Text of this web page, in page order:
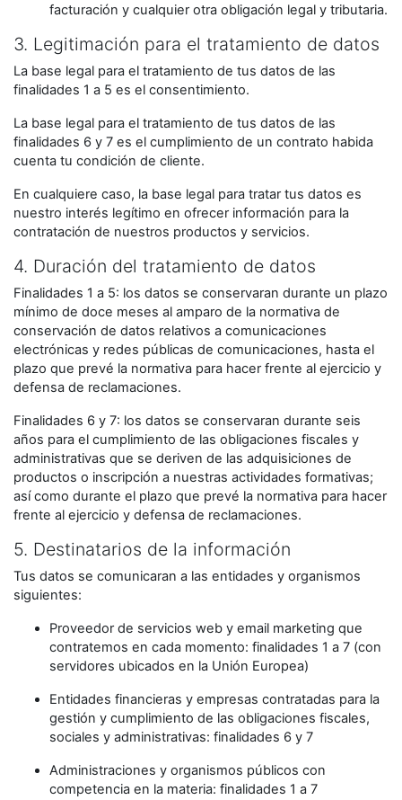
facturación y cualquier otra obligación legal y tributaria.
3. Legitimación para el tratamiento de datos
La base legal para el tratamiento de tus datos de las
finalidades 1 a 5 es el consentimiento.
La base legal para el tratamiento de tus datos de las
finalidades 6 y 7 es el cumplimiento de un contrato habida
cuenta tu condición de cliente.
En cualquiere caso, la base legal para tratar tus datos es
nuestro interés legítimo en ofrecer información para la
contratación de nuestros productos y servicios.
4. Duración del tratamiento de datos
Finalidades 1 a 5: los datos se conservaran durante un plazo
mínimo de doce meses al amparo de la normativa de
conservación de datos relativos a comunicaciones
electrónicas y redes públicas de comunicaciones, hasta el
plazo que prevé la normativa para hacer frente al ejercicio y
defensa de reclamaciones.
Finalidades 6 y 7: los datos se conservaran durante seis
años para el cumplimiento de las obligaciones fiscales y
administrativas que se deriven de las adquisiciones de
productos o inscripción a nuestras actividades formativas;
así como durante el plazo que prevé la normativa para hacer
frente al ejercicio y defensa de reclamaciones.
5. Destinatarios de la información
Tus datos se comunicaran a las entidades y organismos
siguientes:
Proveedor de servicios web y email marketing que
contratemos en cada momento: finalidades 1 a 7 (con
servidores ubicados en la Unión Europea)
Entidades financieras y empresas contratadas para la
gestión y cumplimiento de las obligaciones fiscales,
sociales y administrativas: finalidades 6 y 7
Administraciones y organismos públicos con
competencia en la materia: finalidades 1 a 7